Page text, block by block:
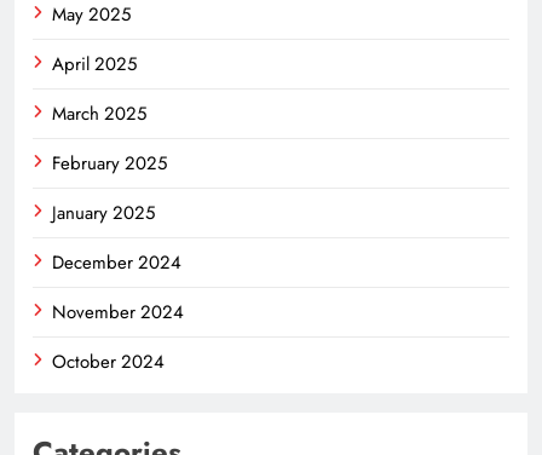
May 2025
April 2025
March 2025
February 2025
January 2025
December 2024
November 2024
October 2024